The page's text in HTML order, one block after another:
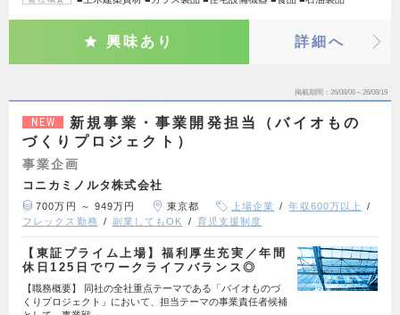
興味あり 詳細へ
掲載期間 26/08/06～26/08/19
NEW
新規事業・事業開発担当（バイオもの
づくりプロジェクト）
事業企画
コニカミノルタ株式会社
700万円 ～ 949万円 東京都 上場企業
年収600万以上
フレックス勤務
副業してもOK 育児支援制度
【東証プライム上場】福利厚生充実／年間
休日125日でワークライフバランス◎
【職務概要】 同社の全社重点テーマである「バイオものづ
くりプロジェクト」において、担当テーマの事業責任者候補